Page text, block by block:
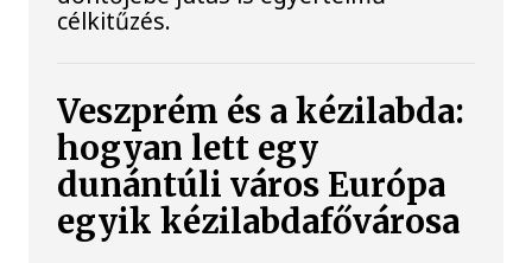
célkitűzés.
Veszprém és a kézilabda:
hogyan lett egy
dunántúli város Európa
egyik kézilabdafővárosa